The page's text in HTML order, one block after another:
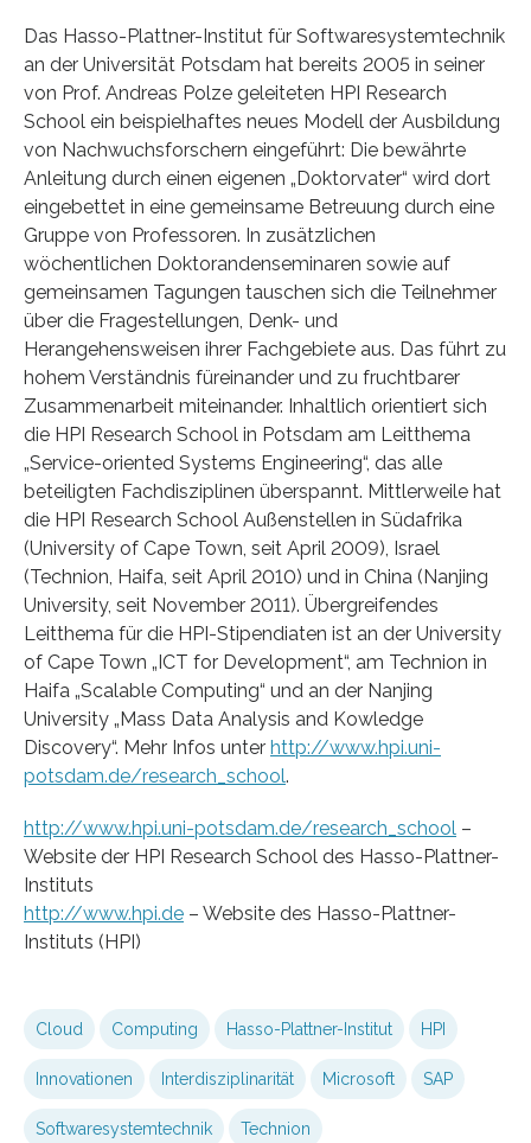
Das Hasso-Plattner-Institut für Softwaresystemtechnik
an der Universität Potsdam hat bereits 2005 in seiner
von Prof. Andreas Polze geleiteten HPI Research
School ein beispielhaftes neues Modell der Ausbildung
von Nachwuchsforschern eingeführt: Die bewährte
Anleitung durch einen eigenen „Doktorvater“ wird dort
eingebettet in eine gemeinsame Betreuung durch eine
Gruppe von Professoren. In zusätzlichen
wöchentlichen Doktorandenseminaren sowie auf
gemeinsamen Tagungen tauschen sich die Teilnehmer
über die Fragestellungen, Denk- und
Herangehensweisen ihrer Fachgebiete aus. Das führt zu
hohem Verständnis füreinander und zu fruchtbarer
Zusammenarbeit miteinander. Inhaltlich orientiert sich
die HPI Research School in Potsdam am Leitthema
„Service-oriented Systems Engineering“, das alle
beteiligten Fachdisziplinen überspannt. Mittlerweile hat
die HPI Research School Außenstellen in Südafrika
(University of Cape Town, seit April 2009), Israel
(Technion, Haifa, seit April 2010) und in China (Nanjing
University, seit November 2011). Übergreifendes
Leitthema für die HPI-Stipendiaten ist an der University
of Cape Town „ICT for Development“, am Technion in
Haifa „Scalable Computing“ und an der Nanjing
University „Mass Data Analysis and Kowledge
Discovery“. Mehr Infos unter http://www.hpi.uni-
potsdam.de/research_school.
http://www.hpi.uni-potsdam.de/research_school –
Website der HPI Research School des Hasso-Plattner-
Instituts
http://www.hpi.de – Website des Hasso-Plattner-
Instituts (HPI)
Cloud Computing Hasso-Plattner-Institut HPI
Innovationen Interdisziplinarität Microsoft SAP
Softwaresystemtechnik Technion